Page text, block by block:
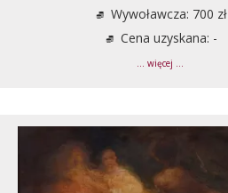
Wywoławcza: 700 zł
Cena uzyskana: -
... więcej ...